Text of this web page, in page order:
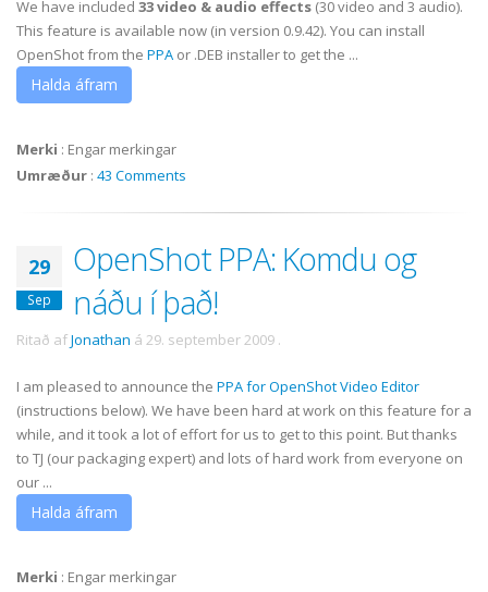
We have included 33video & audio effects (30 video and 3 audio).
This feature is available now (in version 0.9.42). You can install
OpenShot from the PPA or .DEB installer to get the ...
Halda áfram
Merki : Engar merkingar
Umræður : 43 Comments
29
Sep
OpenShot PPA: Komdu og
náðu í það!
Ritað afJonathan á 29. september 2009 .
I am pleased to announce the PPA for OpenShot Video Editor
(instructions below). We have been hard at work on this feature for a
while, and it took a lot of effort for us to get to this point. But thanks
to TJ (our packaging expert) and lots of hard work from everyone on
our ...
Halda áfram
Merki : Engar merkingar